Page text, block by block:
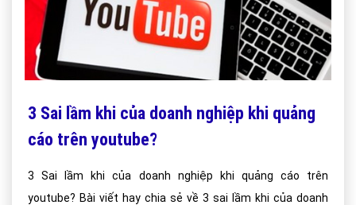
3 Sai lầm khi của doanh nghiệp khi quảng
cáo trên youtube?
3 Sai lầm khi của doanh nghiệp khi quảng cáo trên
youtube? Bài viết hay chia sẻ về 3 sai lầm khi của doanh